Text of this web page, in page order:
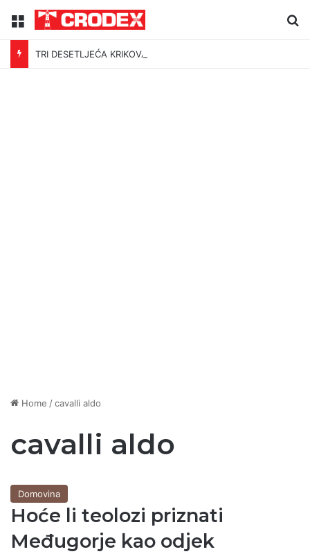
Menu
TRI DESETLJEĆA KRIKOVA OČAJNIKA
Home /cavalli aldo
cavalli aldo
Domovina
Hoće li teolozi priznati
Međugorje kao odjek